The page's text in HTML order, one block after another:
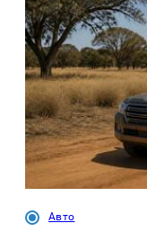
Авто